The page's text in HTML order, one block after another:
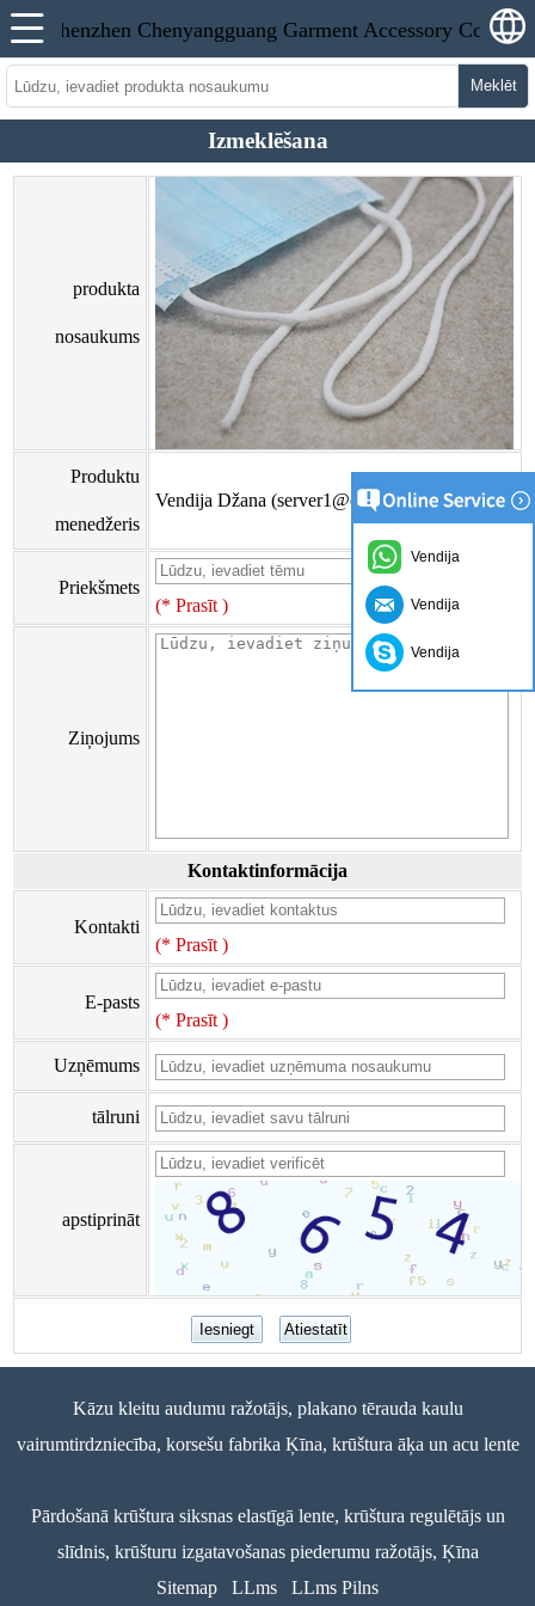
Meklēt
Izmeklēšana
produkta
nosaukums
Produktu
menedžeris
Vendija Džana (server1@cyangguang.cn)
Priekšmets
(* Prasīt )
Ziņojums
Kontaktinformācija
Kontakti
(* Prasīt )
E-pasts
(* Prasīt )
Uzņēmums
tālruni
apstiprināt
Kāzu kleitu audumu ražotājs, plakano tērauda kaulu
vairumtirdzniecība, korsešu fabrika Ķīna, krūštura āķa un acu lente
Pārdošanā krūštura siksnas elastīgā lente, krūštura regulētājs un
slīdnis, krūšturu izgatavošanas piederumu ražotājs, Ķīna
Sitemap
LLms LLms Pilns
Vendija
Vendija
Vendija